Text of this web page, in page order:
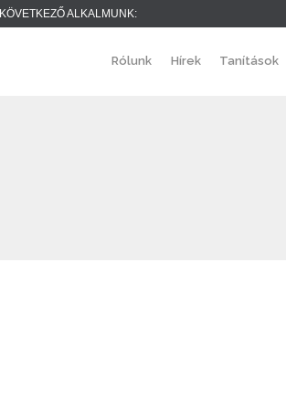
KÖVETKEZŐ ALKALMUNK:
Rólunk Hírek Tanítások